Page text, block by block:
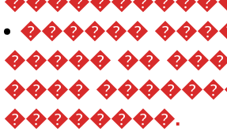
������
����� ��
����
��������.